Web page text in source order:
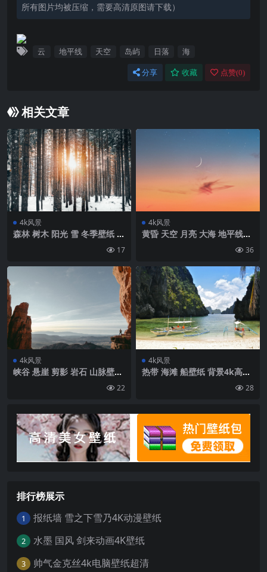
所有图片均被压缩，需要高清原图请下载）
云 地平线 天空 岛屿 日落 海
分享 收藏 点赞(0)
相关文章
4k风景
森林 树木 阳光 雪 冬季壁纸 背
17
4k风景
黄昏 天空 月亮 大海 地平线壁
36
4k风景
峡谷 悬崖 剪影 岩石 山脉壁纸
22
4k风景
热带 海滩 船壁纸 背景4k高清
28
排行榜展示
1 报纸墙 雪之下雪乃4K动漫壁纸
2 水墨 国风 剑来动画4K壁纸
3 帅气金克丝4k电脑壁纸超清